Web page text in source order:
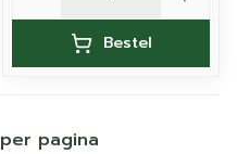
Bestel
per pagina